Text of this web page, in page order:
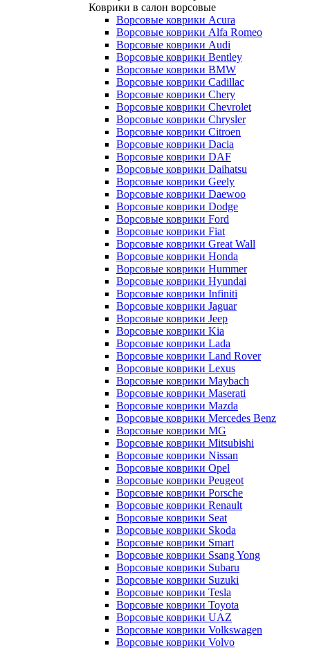
Коврики в салон ворсовые
Ворсовые коврики Acura
Ворсовые коврики Alfa Romeo
Ворсовые коврики Audi
Ворсовые коврики Bentley
Ворсовые коврики BMW
Ворсовые коврики Cadillac
Ворсовые коврики Chery
Ворсовые коврики Chevrolet
Ворсовые коврики Chrysler
Ворсовые коврики Citroen
Ворсовые коврики Dacia
Ворсовые коврики DAF
Ворсовые коврики Daihatsu
Ворсовые коврики Geely
Ворсовые коврики Daewoo
Ворсовые коврики Dodge
Ворсовые коврики Ford
Ворсовые коврики Fiat
Ворсовые коврики Great Wall
Ворсовые коврики Honda
Ворсовые коврики Hummer
Ворсовые коврики Hyundai
Ворсовые коврики Infiniti
Ворсовые коврики Jaguar
Ворсовые коврики Jeep
Ворсовые коврики Kia
Ворсовые коврики Lada
Ворсовые коврики Land Rover
Ворсовые коврики Lexus
Ворсовые коврики Maybach
Ворсовые коврики Maserati
Ворсовые коврики Mazda
Ворсовые коврики Mercedes Benz
Ворсовые коврики MG
Ворсовые коврики Mitsubishi
Ворсовые коврики Nissan
Ворсовые коврики Opel
Ворсовые коврики Peugeot
Ворсовые коврики Porsche
Ворсовые коврики Renault
Ворсовые коврики Seat
Ворсовые коврики Skoda
Ворсовые коврики Smart
Ворсовые коврики Ssang Yong
Ворсовые коврики Subaru
Ворсовые коврики Suzuki
Ворсовые коврики Tesla
Ворсовые коврики Toyota
Ворсовые коврики UAZ
Ворсовые коврики Volkswagen
Ворсовые коврики Volvo